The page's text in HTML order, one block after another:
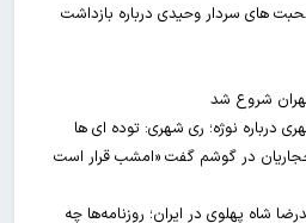
های سردار وحیدی درباره بازداشت
شروع شد
درباره نوژه؛ ری شهری: توده ای ها
در گوشم گفت «امشب قرار است
شاه پهلوی در ایران؛ روزنامه‌ها چه